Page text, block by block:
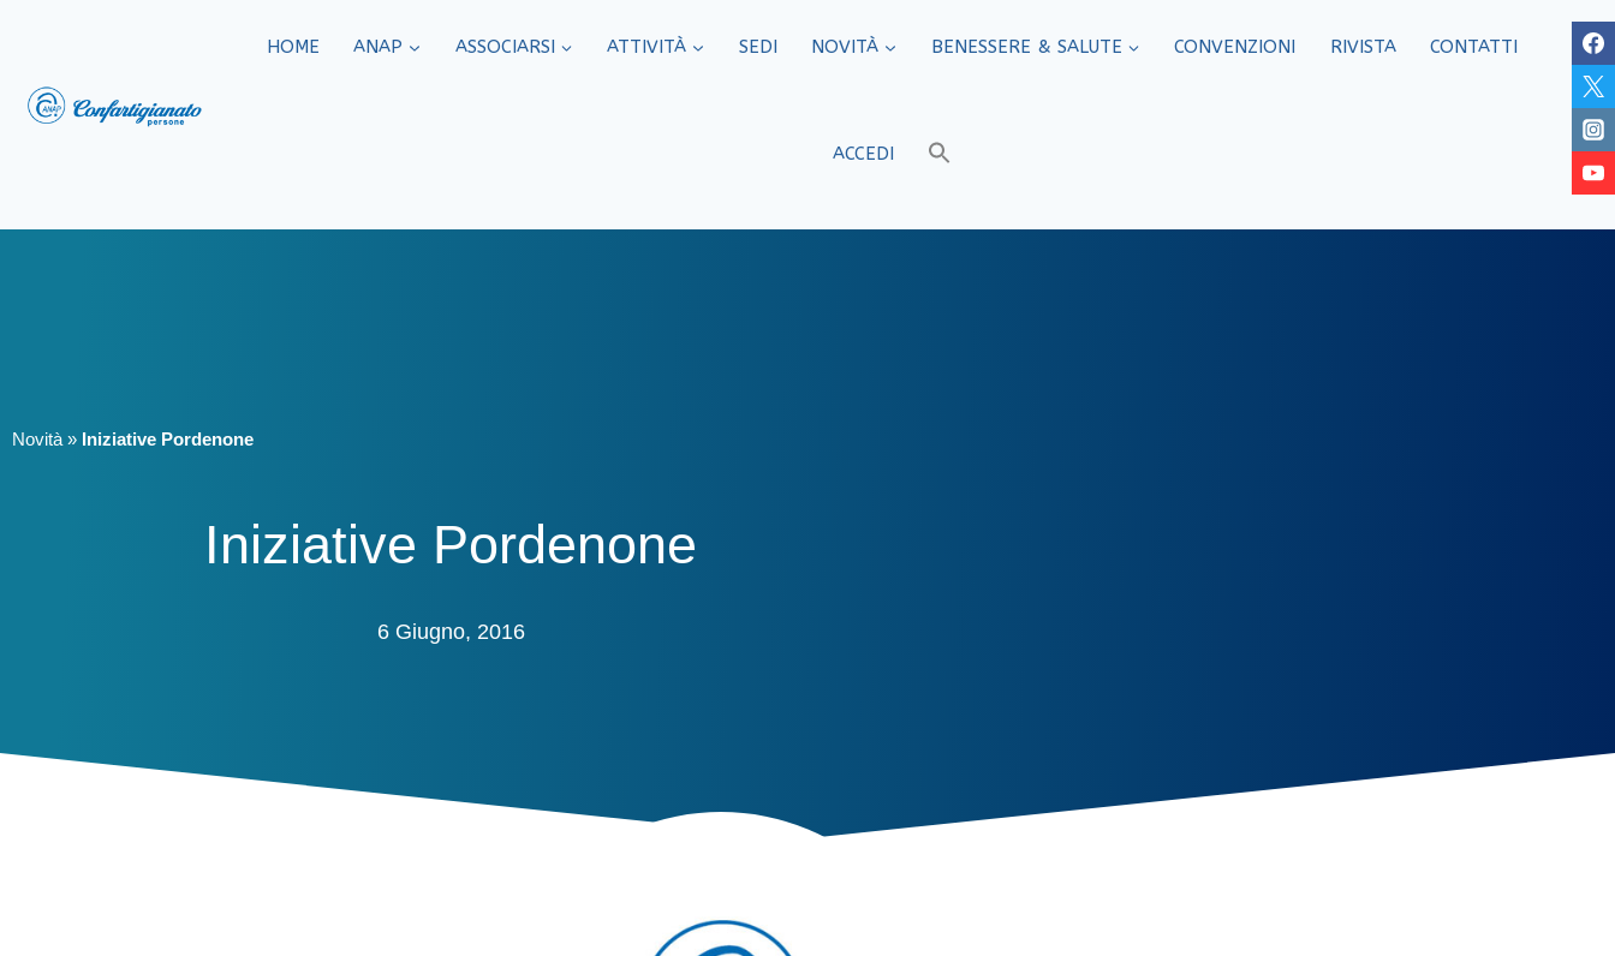
HOME ANAP ASSOCIARSI ATTIVITÀ SEDI​ NOVITÀ BENESSERE & SALUTE CONVENZIONI RIVISTA CONTATTI
ACCEDI
Novità » Iniziative Pordenone
Iniziative Pordenone
6 Giugno, 2016